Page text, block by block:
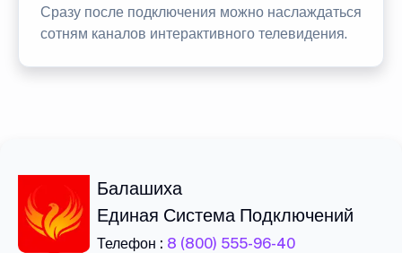
Сразу после подключения можно наслаждаться
сотням каналов интерактивного телевидения.
Балашиха
Единая Система Подключений
Телефон : 8 (800) 555-96-40